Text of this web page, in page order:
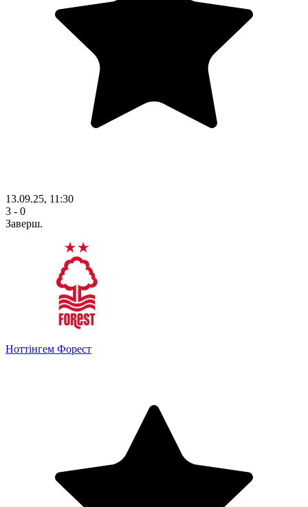
13.09.25, 11:30
3 - 0
Заверш.
Ноттінгем Форест